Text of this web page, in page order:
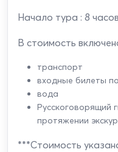
Начало тура : 8
В стоимость
транспорт
входные билеты
вода
Русскоговорящий
протяжении
***Стоимость